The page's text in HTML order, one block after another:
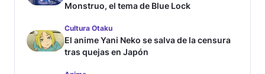
Monstruo, el tema de Blue Lock
Cultura Otaku
El anime Yani Neko se salva de la censura
tras quejas en Japón